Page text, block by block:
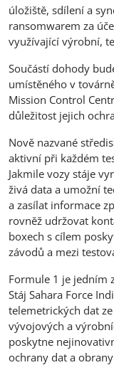
úložiště, sdílení a
ransomwarem za
využívající výrobní,
Součástí dohody
umístěného v
Mission Control
důležitost jejich
Nově nazvané
aktivní při každém
Jakmile vozy stáje
živá data a umožní
a zasílat informace
rovněž udržovat
boxech s cílem
závodů a mezi
Formule 1 je jedním
Stáj Sahara Force
telemetrických dat
vývojových a
poskytne
ochrany dat a